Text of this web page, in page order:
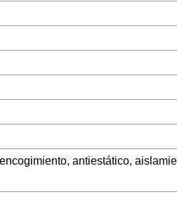
antiestático,